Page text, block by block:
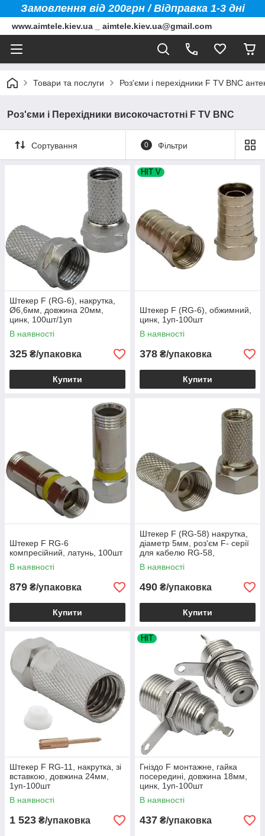
Замовлення від 200грн / Відправка 1-3 дні
www.aimtele.kiev.ua _ aimtele.kiev.ua@gmail.com
Товари та послуги Роз'єми і перехідники F TV BNC
Роз'єми і Перехідники високочастотні F TV BNC
Сортування 0 Фільтри
Штекер F (RG-6), накрутка,
Ø6,6мм, довжина 20мм,
цинк, 100шт/1уп
В наявності
325 ₴/упаковка
Купити
HIT V
Штекер F (RG-6), обжимний,
цинк, 1уп-100шт
В наявності
378 ₴/упаковка
Купити
Штекер F RG-6
компресійний, латунь, 100шт
В наявності
879 ₴/упаковка
Купити
Штекер F (RG-58) накрутка,
діаметр 5мм, роз'єм F- серії
для кабелю RG-58,
1уп-100шт
В наявності
490 ₴/упаковка
Купити
Штекер F RG-11, накрутка, зі
вставкою, довжина 24мм,
1уп-100шт
В наявності
1 523 ₴/упаковка
HIT
Гніздо F монтажне, гайка
посередині, довжина 18мм,
цинк, 1уп-100шт
В наявності
437 ₴/упаковка